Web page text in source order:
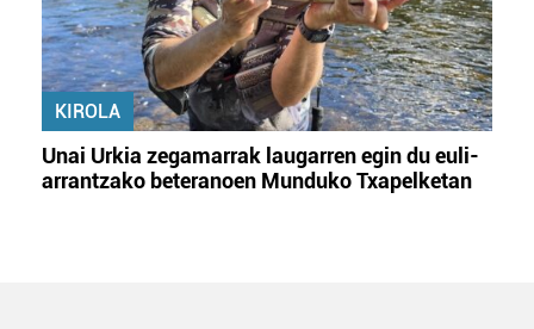
KIROLA
Unai Urkia zegamarrak laugarren egin du euli-
arrantzako beteranoen Munduko Txapelketan